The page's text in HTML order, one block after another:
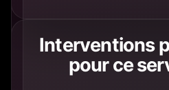
Interventions
pour ce